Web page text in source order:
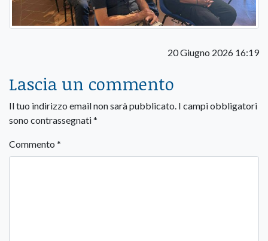
20 Giugno 2026 16:19
Lascia un commento
Il tuo indirizzo email non sarà pubblicato. I campi obbligatori
sono contrassegnati*
Commento *